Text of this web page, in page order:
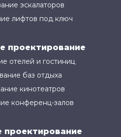
эскалаторов
лифтов под ключ
проектирование
отелей и гостиниц
баз отдыха
кинотеатров
конференц-залов
проектирование